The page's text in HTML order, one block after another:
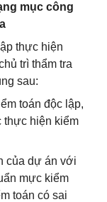
mục công
thực hiện
trì thẩm tra
sau:
toán độc lập,
thực hiện kiểm
của dự án với
mực kiểm
toán có sai